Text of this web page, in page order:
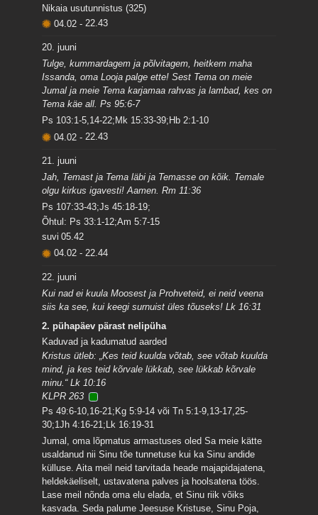
Nikaia usutunnistus (325)
04.02-22.43
20. juuni
Tulge, kummardagem ja põlvitagem, heitkem maha
Issanda, oma Looja palge ette! Sest Tema on meie
Jumal ja meie Tema karjamaa rahvas ja lambad, kes on
Tema käe all. Ps 95:6-7
Ps 103:1-5,14-22;Mk 15:33-39;Hb 2:1-10
04.02-22.43
21. juuni
Jah, Temast ja Tema läbi ja Temasse on kõik. Temale
olgu kirkus igavesti! Aamen. Rm 11:36
Ps 107:33-43;Js 45:18-19;
Õhtul: Ps 33:1-12;Am 5:7-15
suvi 05.42
04.02- 22.44
22. juuni
Kui nad ei kuula Moosest ja Prohveteid, ei neid veena
siis ka see, kui keegi surnuist üles tõuseks! Lk 16:31
2. pühapäev pärast nelipüha
Kaduvad ja kadumatud aarded
Kristus ütleb: „Kes teid kuulda võtab, see võtab kuulda
mind, ja kes teid kõrvale lükkab, see lükkab kõrvale
minu.“ Lk 10:16
KLPR 263
Ps 49:6-10,16-21;Kg 5:9-14 või Tn 5:1-9,13-17,25-
30;1Jh 4:16-21;Lk 16:19-31
Jumal, oma lõpmatus armastuses oled Sa meie kätte
usaldanud nii Sinu tõe tunnetuse kui ka Sinu andide
külluse. Aita meil neid tarvitada heade majapidajatena,
heldekäeliselt, ustavatena palves ja hoolsatena töös.
Lase meil nõnda oma elu elada, et Sinu riik võiks
kasvada. Seda palume Jeesuse Kristuse, Sinu Poja,